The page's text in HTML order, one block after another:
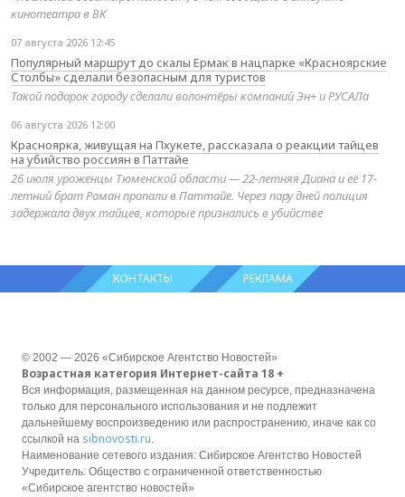
кинотеатра в ВК
07 августа 2026 12:45
Популярный маршрут до скалы Ермак в нацпарке «Красноярские
Столбы» сделали безопасным для туристов
Такой подарок городу сделали волонтёры компаний Эн+ и РУСАЛа
06 августа 2026 12:00
Красноярка, живущая на Пхукете, рассказала о реакции тайцев
на убийство россиян в Паттайе
26 июля уроженцы Тюменской области — 22-летняя Диана и её 17-
летний брат Роман пропали в Паттайе. Через пару дней полиция
задержала двух тайцев, которые признались в убийстве
КОНТАКТЫ РЕКЛАМА
© 2002 — 2026 «Сибирское Агентство Новостей»
Возрастная категория Интернет-сайта 18 +
Вся информация, размещенная на данном ресурсе, предназначена
только для персонального использования и не подлежит
дальнейшему воспроизведению или распространению, иначе как со
ссылкой на sibnovosti.ru.
Наименование сетевого издания: Сибирское Агентство Новостей
Учредитель: Общество с ограниченной ответственностью
«Сибирское агентство новостей»